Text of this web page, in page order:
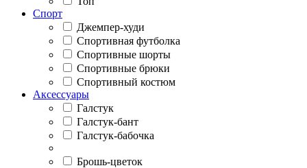
Спорт
Джемпер-худи
Спортивная футболка
Спортивные шорты
Спортивные брюки
Спортивный костюм
Аксессуары
Галстук
Галстук-бант
Галстук-бабочка
Брошь-цветок